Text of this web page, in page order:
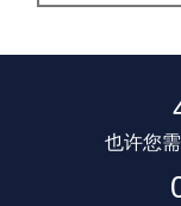
也许您